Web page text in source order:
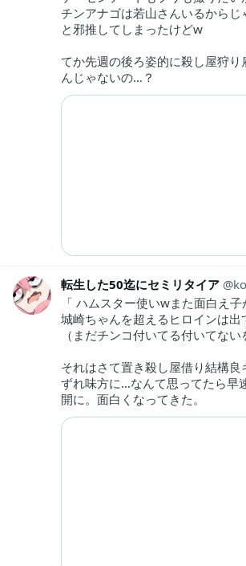
チンアナゴは若山さんいるから
と邪推してしまったけどw
てか先週の後ろ姿的に殺し屋狩り
んじゃないの…？
転生した50迄にセミリタイア
「 ハムスター使いwまた面白え
城崎ちゃんを超えるヒロインは出
（まだチンコ付いてる付いてない
それはさて置き殺し屋借り結構良
ずれ味方に…なんて思ってたら早
開に。面白くなってきた。